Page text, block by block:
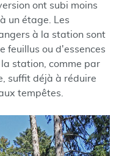
ont subi moins
un étage. Les
à la station sont
feuillus ou d'essences
station, comme par
suffit déjà à réduire
tempêtes.